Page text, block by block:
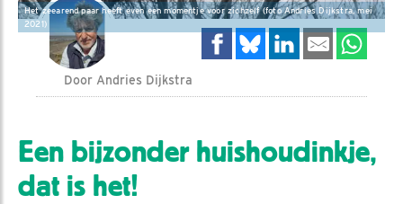
Het zeearend paar heeft even een momentje voor zichzelf (foto Andries Dijkstra, mei
2021)
Door Andries Dijkstra
Een bijzonder huishoudinkje,
dat is het!